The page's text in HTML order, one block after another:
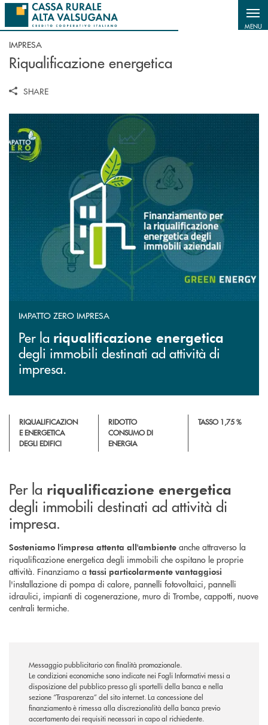
Salta al contenuto principale
MENU
IMPRESA
Riqualificazione energetica
SHARE
IMPATTO ZERO IMPRESA
Per la riqualificazione energetica
degli immobili destinati ad attività di
impresa.
RIQUALIFICAZION
E ENERGETICA
DEGLI EDIFICI
RIDOTTO
CONSUMO DI
ENERGIA
TASSO 1,75 %
Per la riqualificazione energetica
degli immobili destinati ad attività di
impresa.
Sosteniamo l'impresa attenta all'ambiente anche attraverso la
riqualificazione energetica degli immobili che ospitano le proprie
attività. Finanziamo a tassi particolarmente vantaggiosi
l'installazione di pompa di calore, pannelli fotovoltaici, pannelli
idraulici, impianti di cogenerazione, muro di Trombe, cappotti, nuove
centrali termiche.
Messaggio pubblicitario con finalità promozionale.
Le condizioni economiche sono indicate nei Fogli Informativi messi a
disposizione del pubblico presso gli sportelli della banca e nella
sezione “Trasparenza” del sito internet.La concessione del
finanziamento è rimessa alla discrezionalità della banca previo
accertamento dei requisiti necessari in capo al richiedente.